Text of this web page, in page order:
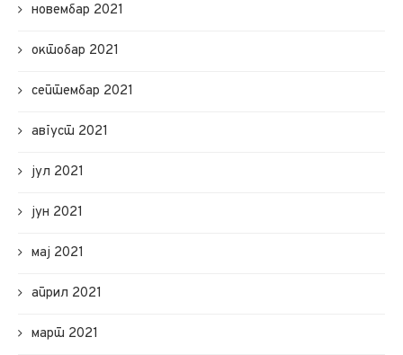
новембар 2021
октобар 2021
септембар 2021
август 2021
јул 2021
јун 2021
мај 2021
април 2021
март 2021